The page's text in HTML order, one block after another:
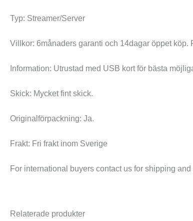
Typ: Streamer/Server
Villkor: 6månaders garanti och 14dagar öppet
Information: Utrustad med USB kort för bästa
Skick: Mycket fint skick.
Originalförpackning: Ja.
Frakt: Fri frakt inom Sverige
For international buyers contact us for shipping
Relaterade produkter